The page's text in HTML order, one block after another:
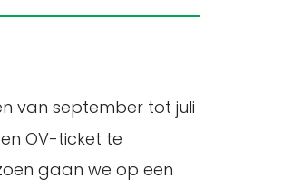
van september tot juli
OV-ticket te
gaan we op een